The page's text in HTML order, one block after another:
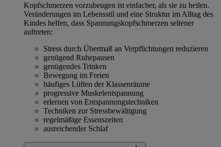
Kopfschmerzen vorzubeugen ist einfacher, als sie zu heilen.
Veränderungen im Lebensstil und eine Struktur im Alltag des
Kindes helfen, dass Spannungskopfschmerzen seltener
auftreten:
Stress durch Übermaß an Verpflichtungen reduzieren
genügend Ruhepausen
genügendes Trinken
Bewegung im Freien
häufiges Lüften der Klassenräume
progressive Muskelentspannung
erlernen von Entspannungstechniken
Techniken zur Stressbewältigung
regelmäßige Essenszeiten
ausreichender Schlaf